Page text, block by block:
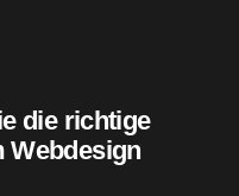
die richtige
Webdesign